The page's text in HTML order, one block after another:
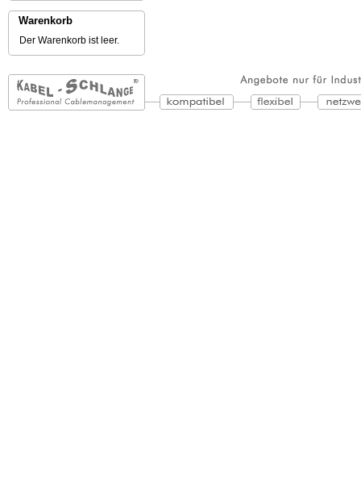
Warenkorb
Der Warenkorb ist leer.